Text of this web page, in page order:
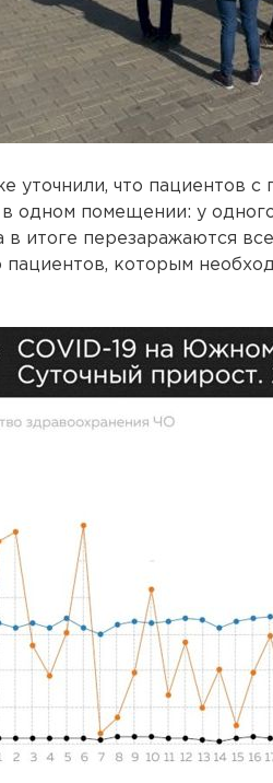
уточнили, что пациентов с
в одном помещении: у
итоге перезаражаются
которым